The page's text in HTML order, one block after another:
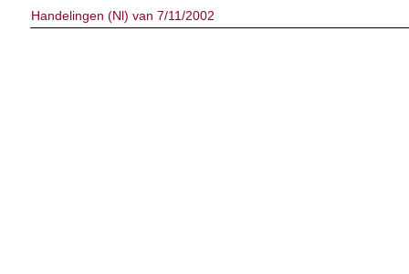
Handelingen (Nl) van 7/11/2002